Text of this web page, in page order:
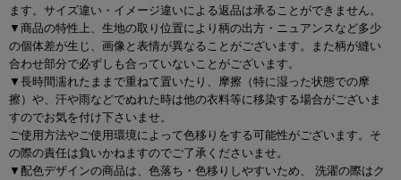
ます。サイズ違い・イメージ違いによる返品は承ることができません。
▼商品の特性上、生地の取り位置により柄の出方・ニュアンスなど多少
の個体差が生じ、画像と表情が異なることがございます。また柄が縫い
合わせ部分で必ずしも合っていないことがございます。
▼長時間濡れたままで重ねて置いたり、摩擦（特に湿った状態での摩
擦）や、汗や雨などでぬれた時は他の衣料等に移染する場合がございま
すのでお気を付け下さいませ。
ご使用方法やご使用環境によって色移りをする可能性がございます。そ
の際の責任は負いかねますのでご了承くださいませ。
▼配色デザインの商品は、色落ち・色移りしやすいため、 洗濯の際はク